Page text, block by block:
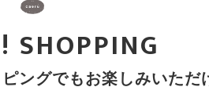
ングでもお楽しみいただ
SHOPPING